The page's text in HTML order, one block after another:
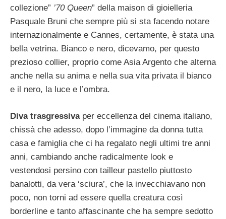
collezione” ’70 Queen” della maison di gioielleria
Pasquale Bruni che sempre più si sta facendo notare
internazionalmente e Cannes, certamente, è stata una
bella vetrina. Bianco e nero, dicevamo, per questo
prezioso collier, proprio come Asia Argento che alterna
anche nella su anima e nella sua vita privata il bianco
e il nero, la luce e l’ombra.
Diva trasgressivaper eccellenza del cinema italiano,
chissà che adesso, dopo l’immagine da donna tutta
casa e famiglia che ci ha regalato negli ultimi tre anni
anni, cambiando anche radicalmente look e
vestendosi persino con tailleur pastello piuttosto
banalotti, da vera ‘sciura’, che la invecchiavano non
poco, non torni ad essere quella creatura così
borderline e tanto affascinante che ha sempre sedotto